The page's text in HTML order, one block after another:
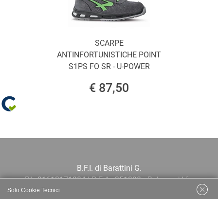
SCARPE
ANTINFORTUNISTICHE POINT
S1PS FO SR - U-POWER
€ 87,50
B.F.I. di Barattini G.
P.I.: 01613171204 | R.E.A.: 351290 - Bologna | Via
Po 13E, 40139, Bologna | Telefono: 051
Solo Cookie Tecnici